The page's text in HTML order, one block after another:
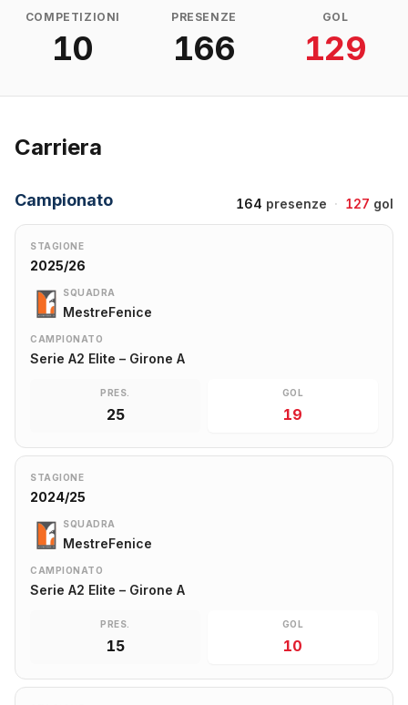
COMPETIZIONI
10
PRESENZE
166
GOL
129
Carriera
Campionato 164 presenze · 127 gol
STAGIONE
2025/26
SQUADRA
MestreFenice
CAMPIONATO
Serie A2 Elite – Girone A
PRES.
25
GOL
19
STAGIONE
2024/25
SQUADRA
MestreFenice
CAMPIONATO
Serie A2 Elite – Girone A
PRES.
15
GOL
10